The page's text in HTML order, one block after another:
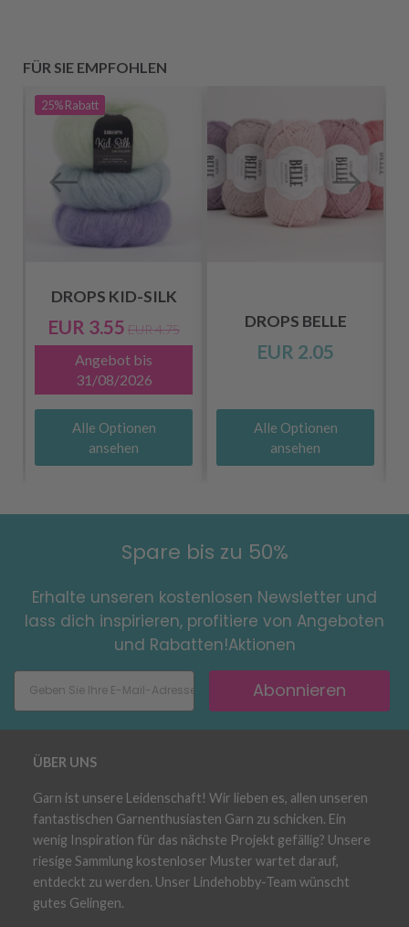
FÜR SIE EMPFOHLEN
25%Rabatt
DROPS KID-SILK
EUR 3.55 EUR 4.75
Angebot bis
31/08/2026
Alle Optionen
ansehen
DROPS BELLE
EUR 2.05
Alle Optionen
ansehen
Spare bis zu 50%
Erhalte unseren kostenlosen Newsletter und
lass dich inspirieren, profitiere von Angeboten
und Rabatten!Aktionen
Abonnieren
ÜBER UNS
Garn ist unsere Leidenschaft! Wir lieben es, allen unseren
fantastischen Garnenthusiasten Garn zu schicken. Ein
wenig Inspiration für das nächste Projekt gefällig? Unsere
riesige Sammlung kostenloser Muster wartet darauf,
entdeckt zu werden. Unser Lindehobby-Team wünscht
gutes Gelingen.